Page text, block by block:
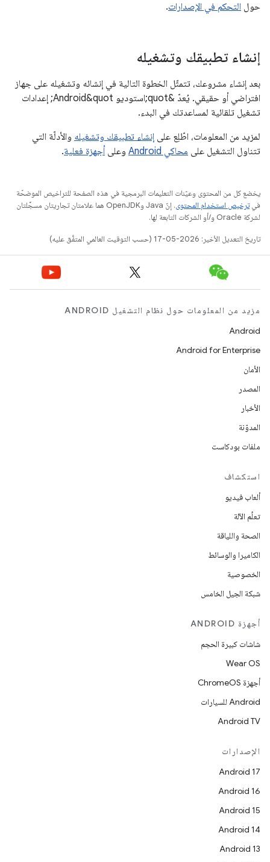
حول التحكم في الإصدارات.
إنشاء تطبيقك وتشغيله
بعد إنشاء مشروعك، تتمثّل الخطوة التالية في إنشائه وتشغيله على جهاز
افتراضي أو حقيقي. يُعدّ &quot;استوديو Android&quot; إعدادات
تشغيل تلقائية لمساعدتك في البدء.
لمزيد من المعلومات، اطّلِع على إنشاء تطبيقك وتشغيله والأدلّة التي
تتناول التشغيل على محاكي Android وعلى أجهزة فعلية.
يخضع كل من المحتوى وعيّنات التعليمات البرمجية في هذه الصفحة للتراخيص الموضحّة
فيترخيص استخدام المحتوى
. إنّ Java وOpenJDK هما علامتان تجاريتان مسجَّلتان
لشركة Oracle و/أو الشركات التابعة لها.
تاريخ التعديل الأخير: 2026-05-17 (حسب التوقيت العالمي المتفَّق عليه)
مزيد من المعلومات حول نظام التشغيل ANDROID
Android
Android for Enterprise
الأمان
المصدر
الأخبار
المدوّنة
ملفات بودكاست
استكشاف
ألعاب فيديو
تعلُم الآلة
الصحة واللياقة
الكاميرا والوسائط
الخصوصية
شبكة الجيل الخامس
أجهزة ANDROID
شاشات كبيرة الحجم
Wear OS
أجهزة ChromeOS
Android للسيارات
Android TV
الإصدارات
Android 17
Android 16
Android 15
Android 14
Android 13